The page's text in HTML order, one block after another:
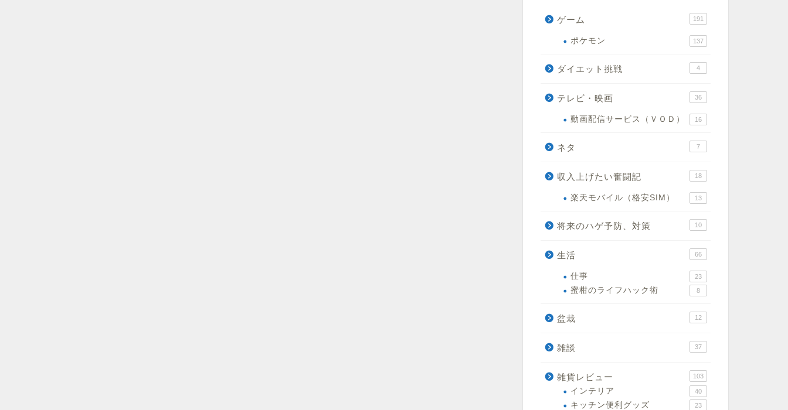
ゲーム 191
ポケモン 137
ダイエット挑戦 4
テレビ・映画 36
動画配信サービス（ＶＯＤ） 16
ネタ 7
収入上げたい奮闘記 18
楽天モバイル（格安SIM） 13
将来のハゲ予防、対策 10
生活 66
仕事 23
蜜柑のライフハック術 8
盆栽 12
雑談 37
雑貨レビュー 103
インテリア 40
キッチン便利グッズ 23